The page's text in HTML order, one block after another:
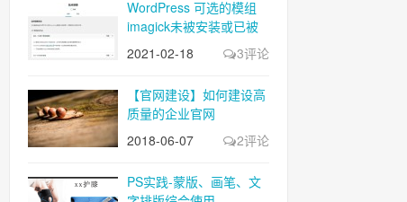
WordPress 可选的模组
imagick未被安装或已被
禁用
2021-02-18 3评论
【官网建设】如何建设高
质量的企业官网
2018-06-07
2评论
PS实践-蒙版、画笔、文